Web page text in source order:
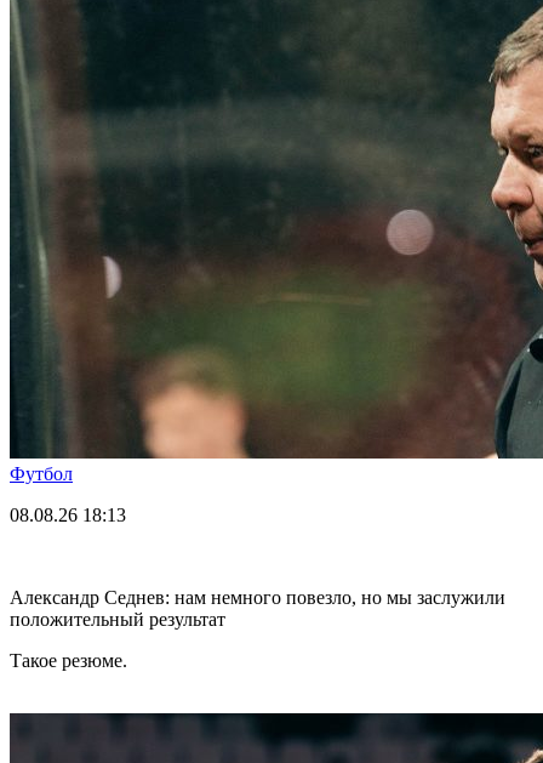
Футбол
08.08.26 18:13
Александр Седнев: нам немного повезло, но мы заслужили
положительный результат
Такое резюме.